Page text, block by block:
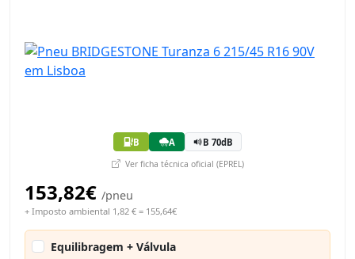
B A B 70dB
Ver ficha técnica oficial (EPREL)
153,82€ /pneu
+ Imposto ambiental 1,82 € = 155,64€
Equilibragem + Válvula